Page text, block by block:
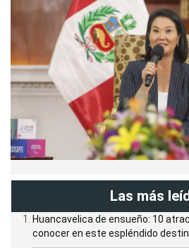
Las más
Huancavelica de ensueño: 10
conocer en este espléndido